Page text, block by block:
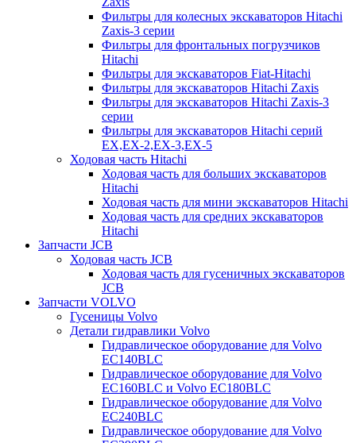
Фильтры для колесных экскаваторов Hitachi
Zaxis-3 серии
Фильтры для фронтальных погрузчиков
Hitachi
Фильтры для экскаваторов Fiat-Hitachi
Фильтры для экскаваторов Hitachi Zaxis
Фильтры для экскаваторов Hitachi Zaxis-3
серии
Фильтры для экскаваторов Hitachi серий
EX,EX-2,EX-3,EX-5
Ходовая часть Hitachi
Ходовая часть для больших экскаваторов
Hitachi
Ходовая часть для мини экскаваторов Hitachi
Ходовая часть для средних экскаваторов
Hitachi
Запчасти JCB
Ходовая часть JCB
Ходовая часть для гусеничных экскаваторов
JCB
Запчасти VOLVO
Гусеницы Volvo
Детали гидравлики Volvo
Гидравлическое оборудование для Volvo
EC140BLC
Гидравлическое оборудование для Volvo
EC160BLC и Volvo EC180BLC
Гидравлическое оборудование для Volvo
EC240BLC
Гидравлическое оборудование для Volvo